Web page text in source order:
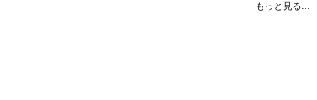
もっと見る...